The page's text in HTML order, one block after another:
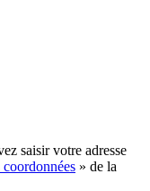
saisir votre adresse
coordonnées » de la